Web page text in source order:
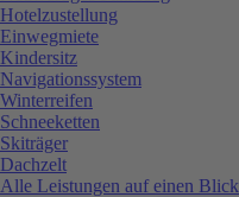
Hotelzustellung
Einwegmiete
Kindersitz
Navigationssystem
Winterreifen
Schneeketten
Skiträger
Dachzelt
Alle Leistungen auf einen Blick